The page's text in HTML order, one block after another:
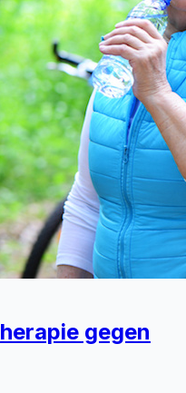
gegen